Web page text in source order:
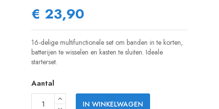
€ 23,90
16-delige multifunctionele set om banden in te korten,
batterijen te wisselen en kasten te sluiten. Ideale
starterset.
Aantal
IN WINKELWAGEN